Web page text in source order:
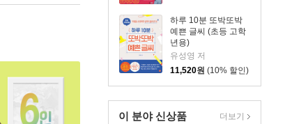
하루 10분 또박또박
예쁜 글씨 (초등 고학
년용)
유성영 저
11,520원 (10% 할인)
이 분야 신상품 더보기